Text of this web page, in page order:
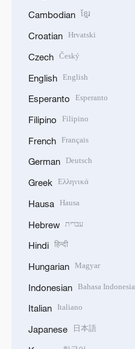
Cambodian ខ្មែរ
Croatian Hrvatski
Czech Český
English English
Esperanto Esperanto
Filipino Filipino
French Français
German Deutsch
Greek Ελληνικά
Hausa Hausa
Hebrew עברית
Hindi हिन्दी
Hungarian Magyar
Indonesian Bahasa Indonesia
Italian Italiano
Japanese 日本語